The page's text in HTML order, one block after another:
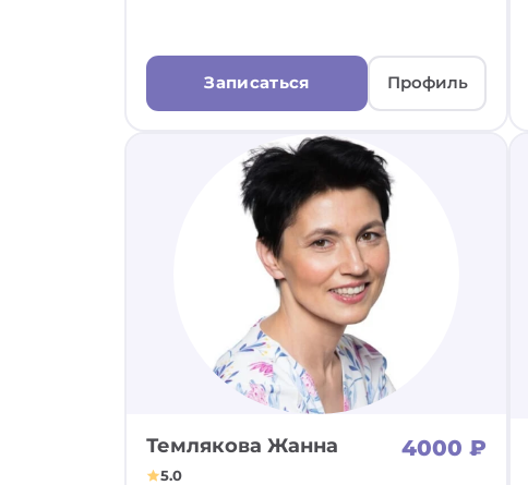
Записаться Профиль
Темлякова Жанна 4000 ₽
5.0